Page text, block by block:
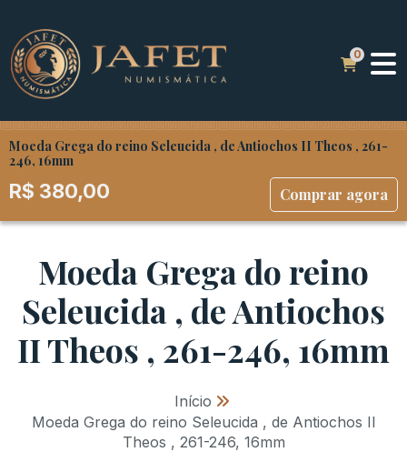
Moeda Grega do reino Seleucida , de Antiochos II Theos , 261-
246, 16mm
R$ 380,00 Comprar agora
Moeda Grega do reino
Seleucida , de Antiochos
II Theos , 261-246, 16mm
Início »
Moeda Grega do reino Seleucida , de Antiochos II
Theos , 261-246, 16mm